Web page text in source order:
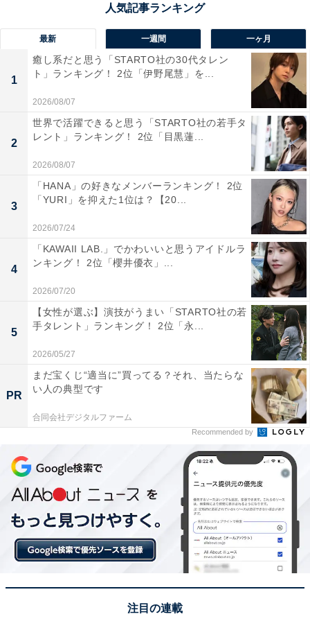
瀬戸内海を見下ろす小高い丘に広がる、約2,000本のオリ
ーブ畑が広がる道の駅です。地中海を思わせるギリシャ
風車がシンボルで、映画『魔女の宅急便』のロケ地とし
ても知られ、魔法のほうきを使ったフォトジェニックな
写真が撮れるとSNSでも大人気。秋はオリーブの収穫期
にあたり、オリーブオイルやオリーブ製品の購入、季節
ならではの体験が期待できます。異国情緒あふれる風景
とオリーブの香りが、秋の旅情を誘います。
回答者からは「秋はオリーブの収穫シーズンで、オリー
ブオイルやスイーツを堪能できる。エーゲ海風の景観と
季節の彩りが楽しめる」（50代男性／大阪府）、「日常
を忘れられそうな雰囲気の道の駅で楽しめそうだから」
（30代女性／石川県）、「自然豊かでオリーブ好きには
秋にぴったりな道の駅だから」（20代男性／埼玉県）と
いった声が集まりました。
※回答者からのコメントは原文ママです
この記事の執筆者： 坂上 恵
All About ニュースの編集者。オールアバウトに入社後、SNSトレン
ドにフォーカスした記事執筆やSEOライティングの経験を経て、の
ちにAll About ニュースチームのメンバーに加入。現在は旅行・カル
チャー・エンタメなどを中心に企画編集を担当。東京都出身。居酒
屋巡りとスポーツ観戦が生きがい。
...続きを読む
次ページ 10位までのランキング結果を見る
最新 一週間 一ヶ月
1
癒し系だと思う「STARTO社の30代タレン
ト」ランキング！ 2位「伊野尾慧」を...
2026/08/07
2
世界で活躍できると思う「STARTO社の若手タ
レント」ランキング！ 2位「目黒蓮...
2026/08/07
3
「HANA」の好きなメンバーランキング！ 2位
「YURI」を抑えた1位は？【20...
2026/07/24
4
「KAWAII LAB.」でかわいいと思うアイドルラ
ンキング！ 2位「櫻井優衣」...
2026/07/20
5
【女性が選ぶ】演技がうまい「STARTO社の若
手タレント」ランキング！ 2位「永...
2026/05/27
PR
まだ宝くじ“適当に”買ってる？それ、当たらな
い人の典型です
合同会社デジタルファーム
Recommended by
注目の連載